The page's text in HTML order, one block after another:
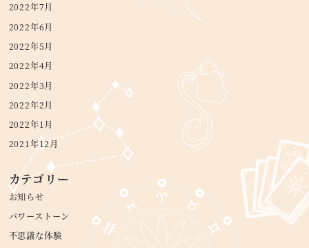
2022年7月
2022年6月
2022年5月
2022年4月
2022年3月
2022年2月
2022年1月
2021年12月
カテゴリー
お知らせ
パワーストーン
不思議な体験